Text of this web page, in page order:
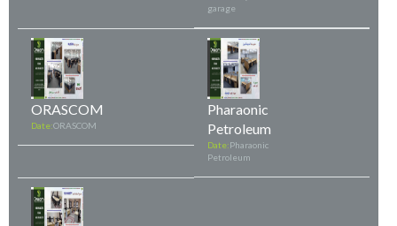
garage
ORASCOM
Date:ORASCOM
Pharaonic
Petroleum
Date:Pharaonic
Petroleum